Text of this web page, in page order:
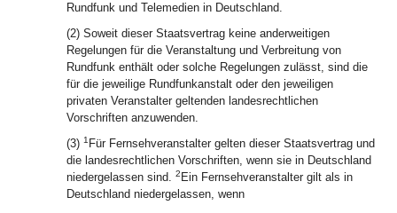
Rundfunk und Telemedien in Deutschland.
(2) Soweit dieser Staatsvertrag keine anderweitigen
Regelungen für die Veranstaltung und Verbreitung von
Rundfunk enthält oder solche Regelungen zulässt, sind die
für die jeweilige Rundfunkanstalt oder den jeweiligen
privaten Veranstalter geltenden landesrechtlichen
Vorschriften anzuwenden.
(3) 1 Für Fernsehveranstalter gelten dieser Staatsvertrag und
die landesrechtlichen Vorschriften, wenn sie in Deutschland
niedergelassen sind. 2 Ein Fernsehveranstalter gilt als in
Deutschland niedergelassen, wenn